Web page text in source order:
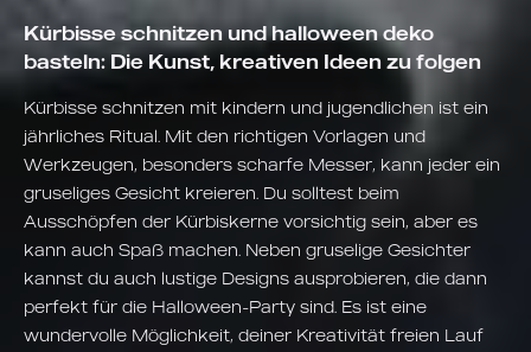
Kürbisse schnitzen und halloween deko
basteln: Die Kunst, kreativen Ideen zu folgen
Kürbisse schnitzen mit kindern und jugendlichen ist ein
jährliches Ritual. Mit den richtigen Vorlagen und
Werkzeugen, besonders scharfe Messer, kann jeder ein
gruseliges Gesicht kreieren. Du solltest beim
Ausschöpfen der Kürbiskerne vorsichtig sein, aber es
kann auch Spaß machen. Neben gruselige Gesichter
kannst du auch lustige Designs ausprobieren, die dann
perfekt für die Halloween-Party sind. Es ist eine
wundervolle Möglichkeit, deiner Kreativität freien Lauf